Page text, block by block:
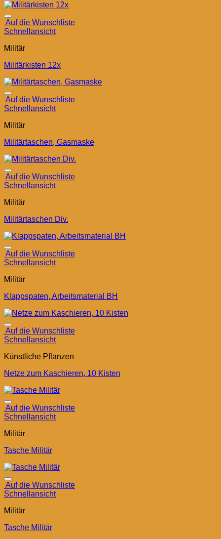
Auf die Wunschliste
Schnellansicht
Militär
Militärkisten 12x
Auf die Wunschliste
Schnellansicht
Militär
Militärtaschen, Gasmaske
Auf die Wunschliste
Schnellansicht
Militär
Militärtaschen Div.
Auf die Wunschliste
Schnellansicht
Militär
Klappspaten, Arbeitsmaterial BH
Auf die Wunschliste
Schnellansicht
Künstliche Pflanzen
Netze zum Kaschieren, 10 Kisten
Auf die Wunschliste
Schnellansicht
Militär
Tasche Militär
Auf die Wunschliste
Schnellansicht
Militär
Tasche Militär